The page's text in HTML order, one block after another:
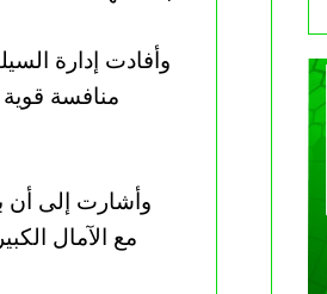
وأفادت إدارة
منافسة
مع الآمال